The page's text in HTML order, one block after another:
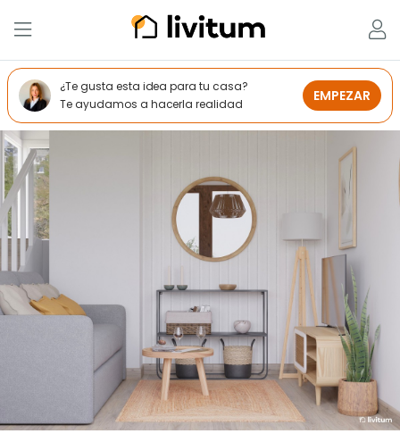
¿Te gusta esta idea para tu casa?
Te ayudamos a hacerla realidad
EMPEZAR